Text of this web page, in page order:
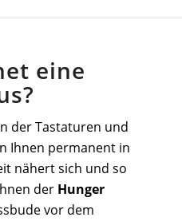
eine
der Tastaturen und
Ihnen permanent in
nähert sich und so
der Hunger
vor dem